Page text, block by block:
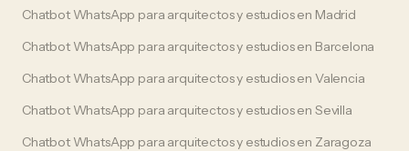
Chatbot WhatsApp para arquitectos y estudiosen Madrid
Chatbot WhatsApp para arquitectos y estudiosen Barcelona
Chatbot WhatsApp para arquitectos y estudiosen Valencia
Chatbot WhatsApp para arquitectos y estudiosen Sevilla
Chatbot WhatsApp para arquitectos y estudiosen Zaragoza